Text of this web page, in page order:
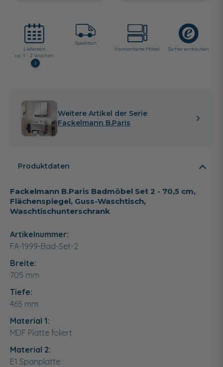
Lieferzeit:
ca. 1 - 2 Wochen
i
Spedition
Vormontierte Möbel
Sicher einkaufen
Weitere Artikel der Serie
Fackelmann B.Paris
Produktdaten
Fackelmann B.Paris Badmöbel Set 2 - 70,5 cm,
Flächenspiegel, Guss-Waschtisch,
Waschtischunterschrank
Artikelnummer:
FA-1999-Bad-Set-2
Breite:
705 mm
Tiefe:
465 mm
Material 1:
MDF Platte foliert
Material 2:
E1 Spanplatte